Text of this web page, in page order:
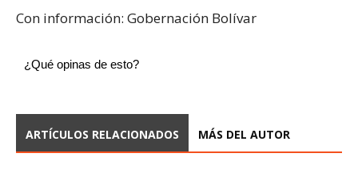
Con información: Gobernación Bolívar
¿Qué opinas de esto?
ARTÍCULOS RELACIONADOS MÁS DEL AUTOR